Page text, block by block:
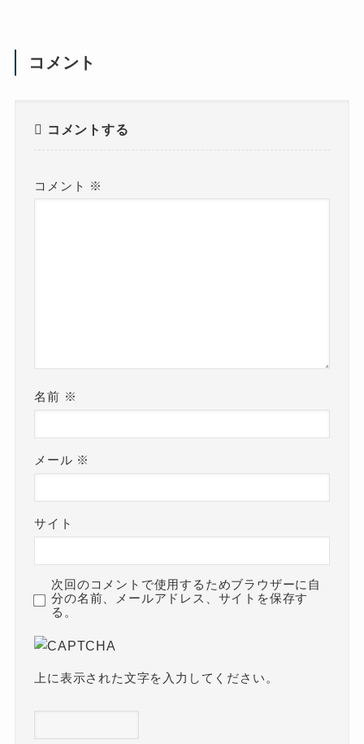
コメント
コメントする
コメント ※
名前 ※
メール ※
サイト
次回のコメントで使用するためブラウザーに自
分の名前、メールアドレス、サイトを保存す
る。
上に表示された文字を入力してください。